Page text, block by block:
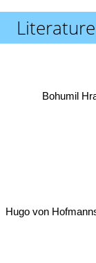
Bohumil
Hugo von